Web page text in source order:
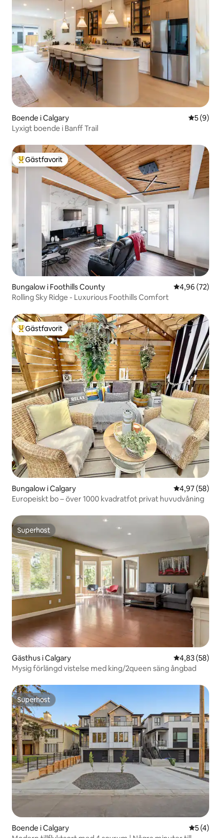
Boende i Calgary 5 av 5 i
5 (9)
Lyxigt boende i Banff Trail
Populär gästfavorit
Gästfavorit
Bungalow i Foothills County 4,96 av 5 i
4,96 (72)
Rolling Sky Ridge - Luxurious Foothills Comfort
Populär gästfavorit
Gästfavorit
Bungalow i Calgary 4,97 av 5 i
4,97 (58)
Europeiskt bo – över 1000 kvadratfot privat huvudvåning
Superhost
Superhost
Gästhus i Calgary 4,83 av 5 i
4,83 (58)
Mysig förlängd vistelse med king/2queen säng ångbad
Superhost
Superhost
Boende i Calgary 5 av 5 i
5 (4)